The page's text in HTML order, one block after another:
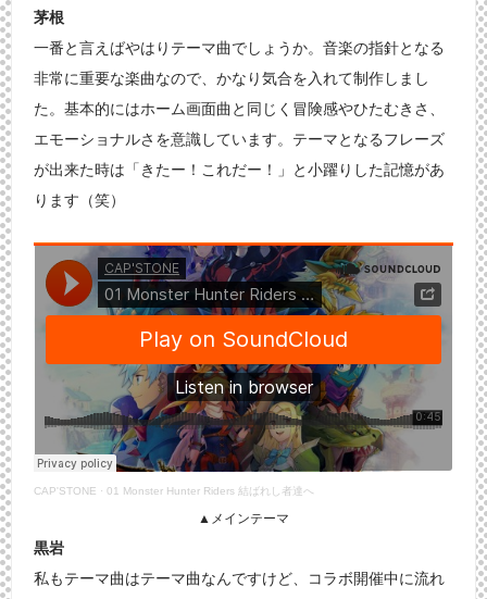
茅根
一番と言えばやはりテーマ曲でしょうか。音楽の指針となる
非常に重要な楽曲なので、かなり気合を入れて制作しまし
た。基本的にはホーム画面曲と同じく冒険感やひたむきさ、
エモーショナルさを意識しています。テーマとなるフレーズ
が出来た時は「きたー！これだー！」と小躍りした記憶があ
ります（笑）
CAP'STONE · 01 Monster Hunter Riders 結ばれし者達へ
▲メインテーマ
黒岩
私もテーマ曲はテーマ曲なんですけど、コラボ開催中に流れ